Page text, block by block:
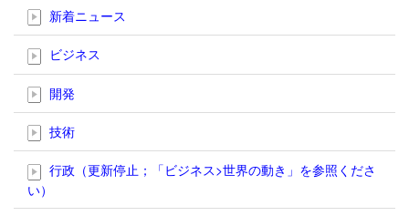
新着ニュース
ビジネス
開発
技術
行政（更新停止；「ビジネス>世界の動き」を参照くださ
い）